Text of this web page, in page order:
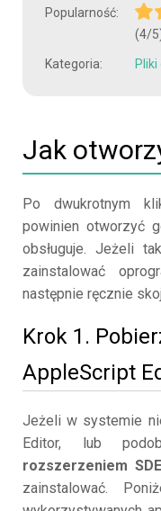
Popularność:
(4/
Kategoria:
Jak
Po dwukrotnym
powinien otworzyć
obsługuje. Jeżeli
zainstalować
następnie ręcznie
Krok 1.
AppleScript
Jeżeli w systemie
Editor, lub
rozszerzeniem
zainstalować.